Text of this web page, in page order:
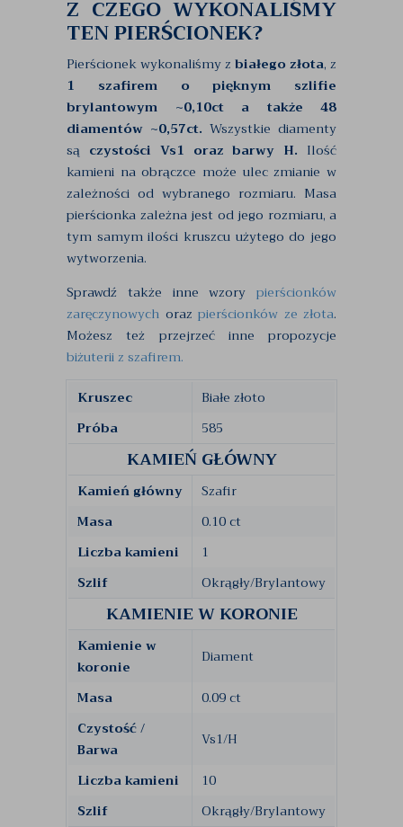
Z CZEGO WYKONALIŚMY
TEN PIERŚCIONEK?
Pierścionek wykonaliśmy z białego złota, z
1 szafirem o pięknym szlifie
brylantowym ~0,10ct a także 48
diamentów ~0,57ct. Wszystkie diamenty
są czystości Vs1 oraz barwy H. Ilość
kamieni na obrączce może ulec zmianie w
zależności od wybranego rozmiaru. Masa
pierścionka zależna jest od jego rozmiaru, a
tym samym ilości kruszcu użytego do jego
wytworzenia.
Sprawdź także inne wzory pierścionków
zaręczynowych oraz pierścionków ze złota.
Możesz też przejrzeć inne propozycje
biżuterii z szafirem.
Kruszec
Białe złoto
Próba
585
KAMIEŃ GŁÓWNY
Kamień główny
Szafir
Masa
0.10 ct
Liczba kamieni
1
Szlif
Okrągły/Brylantowy
KAMIENIE W KORONIE
Kamienie w
koronie
Diament
Masa
0.09 ct
Czystość /
Barwa
Vs1/H
Liczba kamieni
10
Szlif
Okrągły/Brylantowy